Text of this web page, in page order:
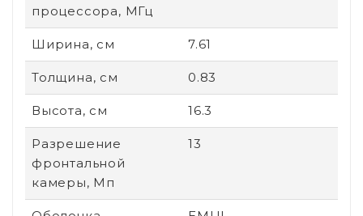
процессора, МГц
Ширина, см 7.61
Толщина, см 0.83
Высота, см 16.3
Разрешение
фронтальной
камеры, Мп
13